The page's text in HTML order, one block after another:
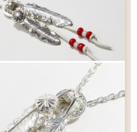
¥19,800
チェーンの長さ